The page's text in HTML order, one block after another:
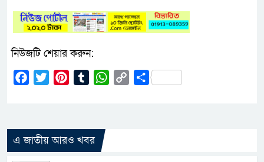
নিউজটি শেয়ার করুন:
Facebook
Twitter PinterestTumblrWhatsApp
CopyShare
এ জাতীয় আরও খবর